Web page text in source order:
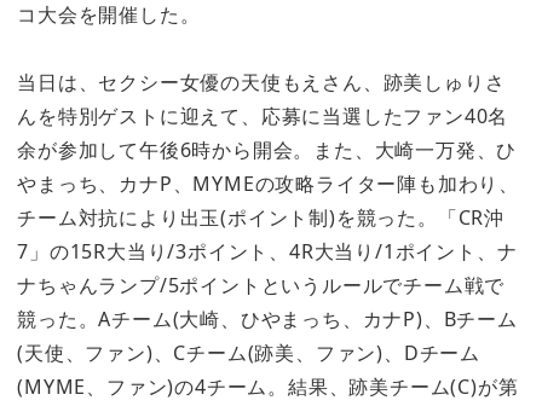
コ大会を開催した。
当日は、セクシー女優の天使もえさん、跡美しゅりさ
んを特別ゲストに迎えて、応募に当選したファン40名
余が参加して午後6時から開会。また、大崎一万発、ひ
やまっち、カナP、MYMEの攻略ライター陣も加わり、
チーム対抗により出玉(ポイント制)を競った。「CR沖
7」の15R大当り/3ポイント、4R大当り/1ポイント、ナ
ナちゃんランプ/5ポイントというルールでチーム戦で
競った。Aチーム(大崎、ひやまっち、カナP)、Bチーム
(天使、ファン)、Cチーム(跡美、ファン)、Dチーム
(MYME、ファン)の4チーム。結果、跡美チーム(C)が第